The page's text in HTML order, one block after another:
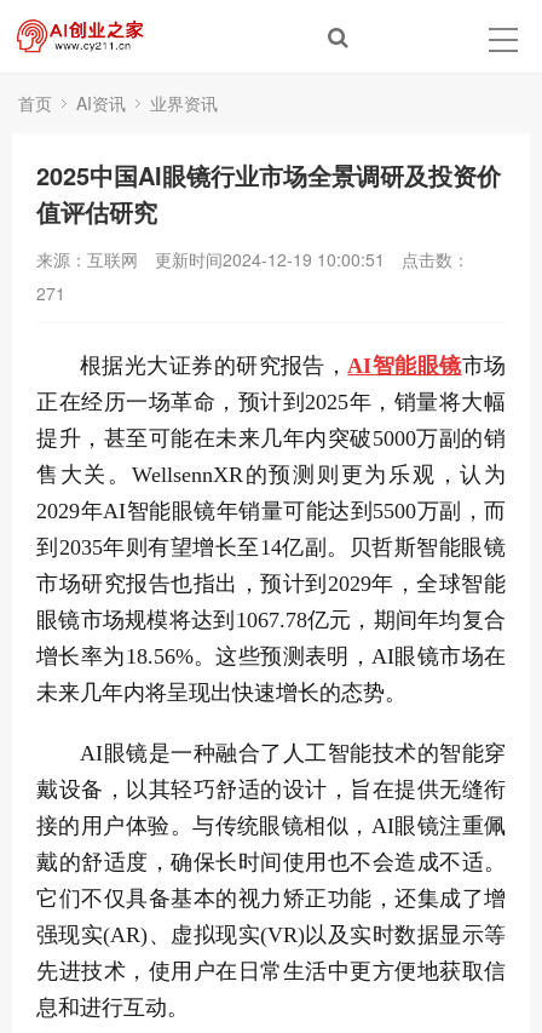
首页 AI资讯 业界资讯
2025中国AI眼镜行业市场全景调研及投资价
值评估研究
来源：互联网 更新时间2024-12-19 10:00:51
点击数：
271
根据光大证券的研究报告，AI智能眼镜市场
正在经历一场革命，预计到2025年，销量将大幅
提升，甚至可能在未来几年内突破5000万副的销
售大关。WellsennXR的预测则更为乐观，认为
2029年AI智能眼镜年销量可能达到5500万副，而
到2035年则有望增长至14亿副。贝哲斯智能眼镜
市场研究报告也指出，预计到2029年，全球智能
眼镜市场规模将达到1067.78亿元，期间年均复合
增长率为18.56%。这些预测表明，AI眼镜市场在
未来几年内将呈现出快速增长的态势。
AI眼镜是一种融合了人工智能技术的智能穿
戴设备，以其轻巧舒适的设计，旨在提供无缝衔
接的用户体验。与传统眼镜相似，AI眼镜注重佩
戴的舒适度，确保长时间使用也不会造成不适。
它们不仅具备基本的视力矫正功能，还集成了增
强现实(AR)、虚拟现实(VR)以及实时数据显示等
先进技术，使用户在日常生活中更方便地获取信
息和进行互动。